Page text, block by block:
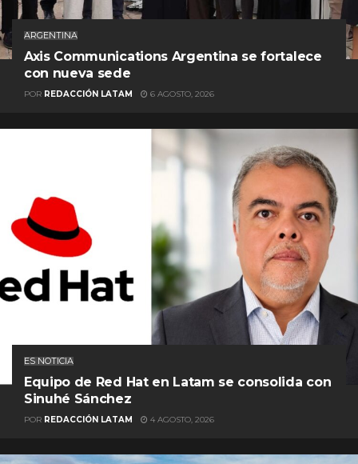
ARGENTINA
Axis Communications Argentina se fortalece
con nueva sede
POR REDACCIÓN LATAM 6 AGOSTO, 2026
ES NOTICIA
Equipo de Red Hat en Latam se consolida con
Sinuhé Sánchez
POR REDACCIÓN LATAM 4 AGOSTO, 2026